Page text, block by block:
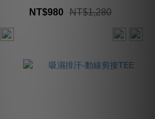
NT$980 NT$1,280